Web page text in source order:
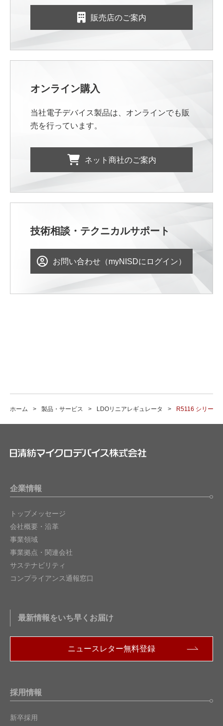
販売店のご案内
オンライン購入
当社電子デバイス製品は、オンラインでも販
売を行っています。
ネット商社のご案内
技術相談・テクニカルサポート
お問い合わせ（myNISDにログイン）
ホーム 製品・サービス LDOリニアレギュレータ R5116 シリーズ
企業情報
トップメッセージ
会社概要・沿革
事業領域
事業拠点・関連会社
サステナビリティ
コンプライアンス通報窓口
最新情報をいち早くお届け
ニュースレター無料登録
採用情報
新卒採用